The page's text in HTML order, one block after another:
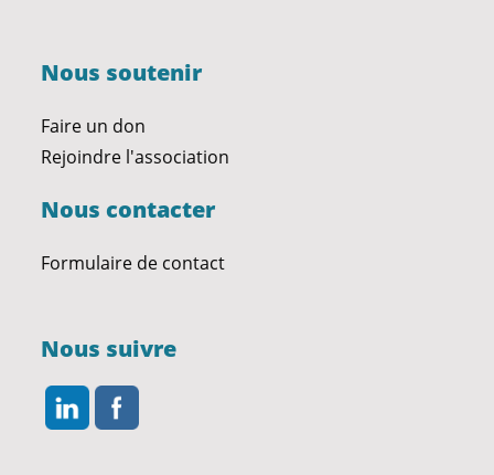
Nous soutenir
Faire un don
Rejoindre l'association
Nous contacter
Formulaire de contact
Nous suivre